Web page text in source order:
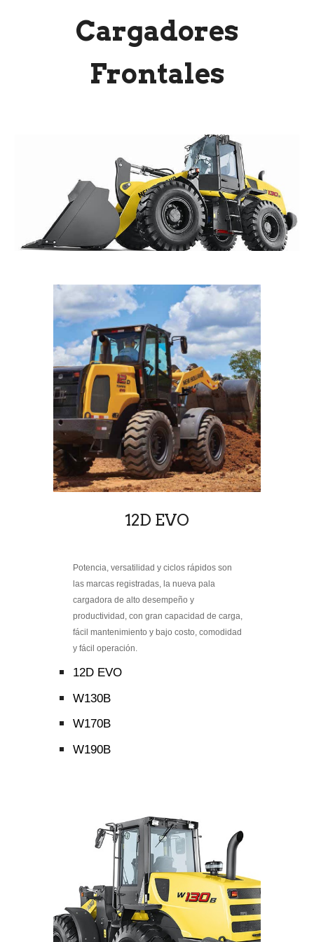
Cargadores
Frontales
12D EVO
Potencia, versatilidad y ciclos rápidos son
las marcas registradas, la nueva pala
cargadora de alto desempeño y
productividad, con gran capacidad de carga,
fácil mantenimiento y bajo costo, comodidad
y fácil operación.
12D EVO
W130B
W170B
W190B